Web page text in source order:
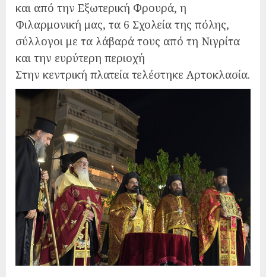
και από την Εξωτερική Φρουρά, η
Φιλαρμονική μας, τα 6 Σχολεία της πόλης,
σύλλογοι με τα λάβαρά τους από τη Νιγρίτα
και την ευρύτερη περιοχή
Στην κεντρική πλατεία τελέστηκε Αρτοκλασία.